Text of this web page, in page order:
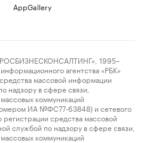
AppGallery
1995–
агентства «РБК»
массовой информации
надзору в сфере связи,
коммуникаций
ИА №ФС77-63848) и сетевого
регистрации средства массовой
службой по надзору в сфере связи,
коммуникаций